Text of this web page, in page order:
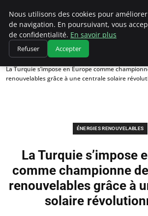
Climatedebtagents
Accueil
Énergies Renouvelables
La Turquie s’impose en Europe comme
renouvelables grâce à une centrale solaire
ÉNERGIES RENOUVELABLES
La Turquie s’impose
comme championne
renouvelables grâce à
solaire
Nous utilisons des cookies pour
de navigation. En poursuivant, vous
de confidentialité. En savoir plus
Refuser Accepter